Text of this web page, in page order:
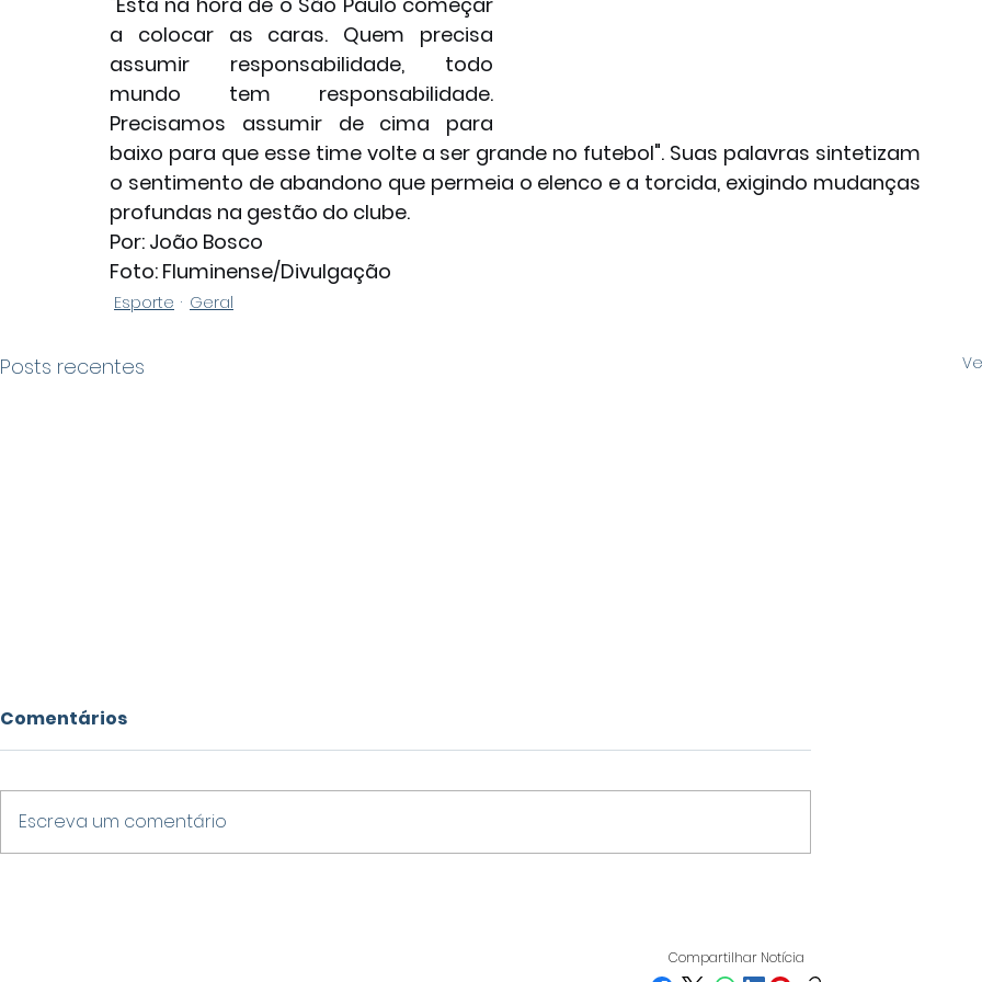
a colocar as caras. Quem precisa
assumir responsabilidade, todo
mundo tem responsabilidade.
Precisamos assumir de cima para
baixo para que esse time volte a ser grande no futebol". Suas palavras sintetizam
o sentimento de abandono que permeia o elenco e a torcida, exigindo mudanças
profundas na gestão do clube.
Por: João Bosco
Foto: Fluminense/Divulgação
Esporte Geral
Posts recentes
MÉDIA NACIONAL NOS
Comentários
Escreva um comentário
Compartilhar Notícia